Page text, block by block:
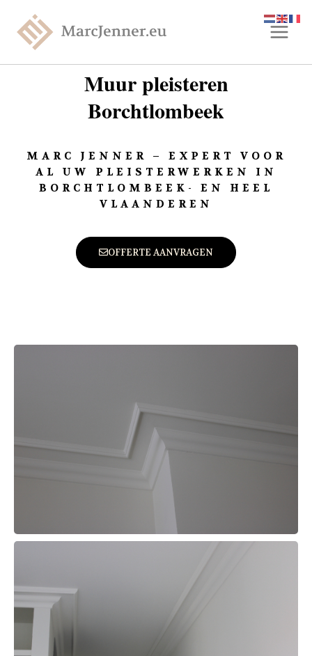
Muur pleisteren
Borchtlombeek
MARC JENNER – EXPERT VOOR
AL UW PLEISTERWERKEN IN
BORCHTLOMBEEK- EN HEEL
VLAANDEREN
OFFERTE AANVRAGEN